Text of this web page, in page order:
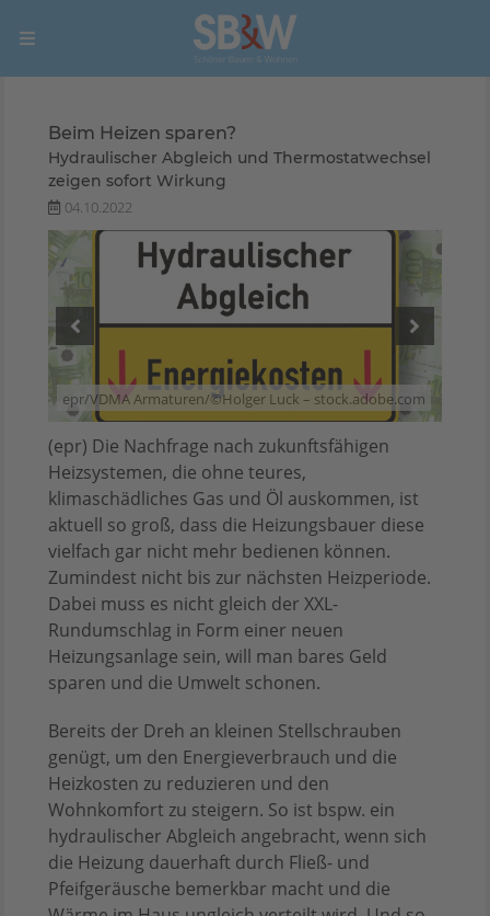
Beim Heizen sparen?
Hydraulischer Abgleich und Thermostatwechsel
zeigen sofort Wirkung
04.10.2022
epr/VDMA Armaturen/©Holger Luck – stock.adobe.com
(epr) Die Nachfrage nach zukunftsfähigen
Heizsystemen, die ohne teures,
klimaschädliches Gas und Öl auskommen, ist
aktuell so groß, dass die Heizungsbauer diese
vielfach gar nicht mehr bedienen können.
Zumindest nicht bis zur nächsten Heizperiode.
Dabei muss es nicht gleich der XXL-
Rundumschlag in Form einer neuen
Heizungsanlage sein, will man bares Geld
sparen und die Umwelt schonen.
Bereits der Dreh an kleinen Stellschrauben
genügt, um den Energieverbrauch und die
Heizkosten zu reduzieren und den
Wohnkomfort zu steigern. So ist bspw. ein
hydraulischer Abgleich angebracht, wenn sich
die Heizung dauerhaft durch Fließ- und
Pfeifgeräusche bemerkbar macht und die